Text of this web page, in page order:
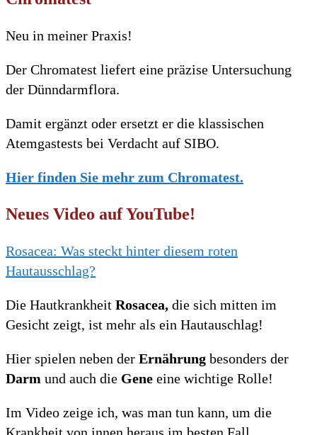
Neu in meiner Praxis!
Der Chromatest liefert eine präzise Untersuchung
der Dünndarmflora.
Damit ergänzt oder ersetzt er die klassischen
Atemgastests bei Verdacht auf SIBO.
Hier finden Sie mehr zum Chromatest.
Neues Video auf YouTube!
Rosacea: Was steckt hinter diesem roten
Hautausschlag?
Die Hautkrankheit Rosacea, die sich mitten im
Gesicht zeigt, ist mehr als ein Hautauschlag!
Hier spielen neben der Ernährung besonders der
Darm und auch die Gene eine wichtige Rolle!
Im Video zeige ich, was man tun kann, um die